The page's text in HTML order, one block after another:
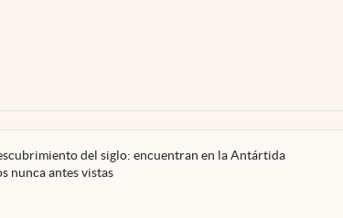
del siglo: encuentran en la Antártida
nunca antes vistas